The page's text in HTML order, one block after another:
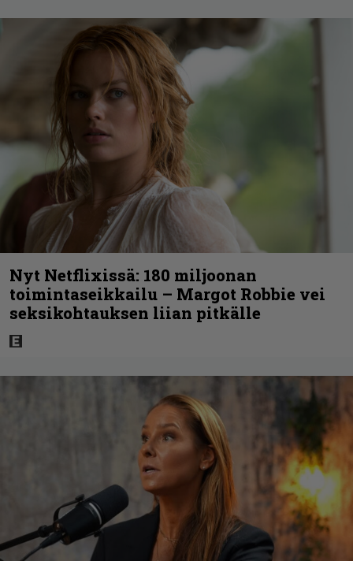
Nyt Netflixissä: 180 miljoonan
toimintaseikkailu – Margot Robbie vei
seksikohtauksen liian pitkälle